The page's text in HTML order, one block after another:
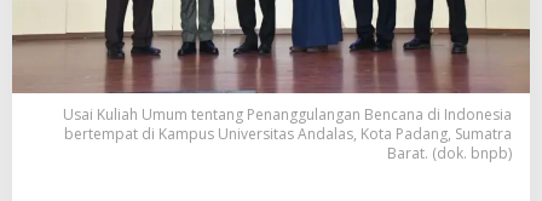
Usai Kuliah Umum tentang Penanggulangan Bencana di Indonesia
bertempat di Kampus Universitas Andalas, Kota Padang, Sumatra
Barat. (dok. bnpb)